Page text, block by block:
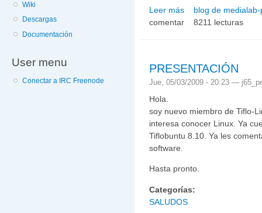
Wiki
Descargas
Documentación
User menu
Conectar a IRC Freenode
Leer más sobre Jornadas sobre
blog de
comentar
8211 lecturas
PRESENTACIÓN
Jue, 05/03/2009 - 20:23 —
Hola.
soy nuevo miembro de Tiflo-
interesa conocer Linux. Ya
Tiflobuntu 8.10. Ya les
software.
Hasta pronto.
Categorías:
SALUDOS